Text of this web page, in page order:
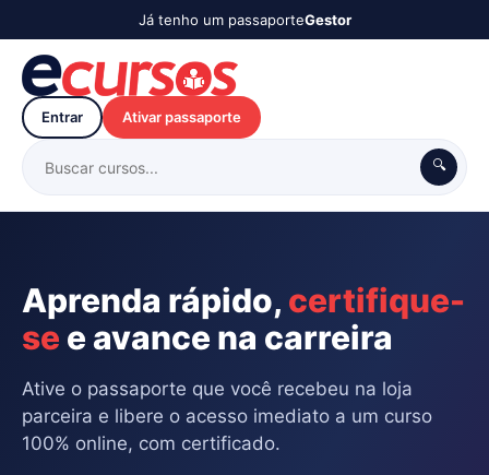
Já tenho um passaporteGestor
🔍
Entrar Ativar passaporte
Aprenda rápido, certifique-
se e avance na carreira
Ative o passaporte que você recebeu na loja
parceira e libere o acesso imediato a um curso
100% online, com certificado.